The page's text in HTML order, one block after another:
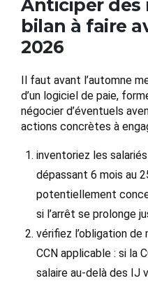
Anticiper dès
bilan à faire
2026
Il faut avant l’automne
d’un logiciel de paie,
négocier d’éventuels
actions concrètes à
inventoriez les
dépassant 6 mois au
potentiellement
si l’arrêt se prolonge
vérifiez l’obligation de
CCN applicable : si la
salaire au-delà des IJ